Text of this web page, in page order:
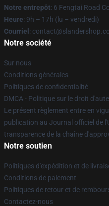
Notre entrepôt: 6 Fengtai Road
Heure: 9h – 17h (lu – vendredi)
Courriel :
Notre société
Sur nous
Conditions générales
Politiques de confidentialité
DMCA - Politique sur le droit
Le présent règlement entre en
publication au Journal officiel de
transparence de la chaîne
Notre soutien
Politiques d'expédition et de
Conditions de paiement
Politiques de retour et de
Contactez-nous